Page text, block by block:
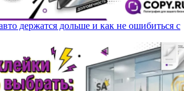
держатся дольше и как не ошибиться с